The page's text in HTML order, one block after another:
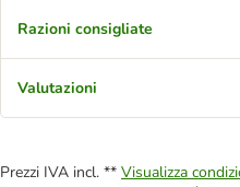
Razioni consigliate
Valutazioni
Prezzi IVA incl. ** Visualizza